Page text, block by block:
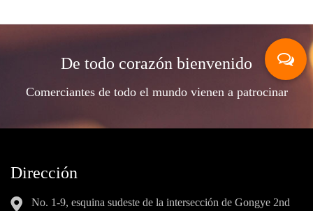
De todo corazón bienvenido
Comerciantes de todo el mundo vienen a patrocinar
Dirección
No. 1-9, esquina sudeste de la intersección de Gongye 2nd